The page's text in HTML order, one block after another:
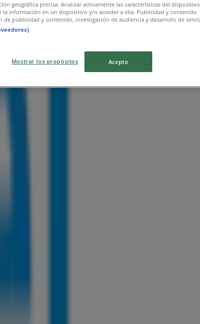
geográfica precisa. Analizar activamente las características del
la información en un dispositivo y/o acceder a ella. Publicidad y contenido
de publicidad y contenido, investigación de audiencia y desarrollo de
Mostrar los propósitos Acepto